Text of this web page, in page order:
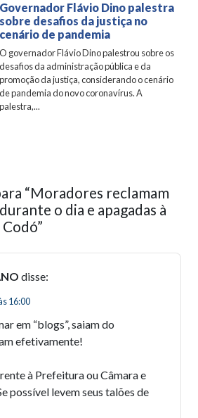
Governador Flávio Dino palestra
sobre desafios da justiça no
cenário de pandemia
O governador Flávio Dino palestrou sobre os
desafios da administração pública e da
promoção da justiça, considerando o cenário
de pandemia do novo coronavírus. A
palestra,...
“Moradores reclamam
o dia e apagadas à
disse:
16:00
em “blogs”, saiam do
efetivamente!
à Prefeitura ou Câmara e
possível levem seus talões de